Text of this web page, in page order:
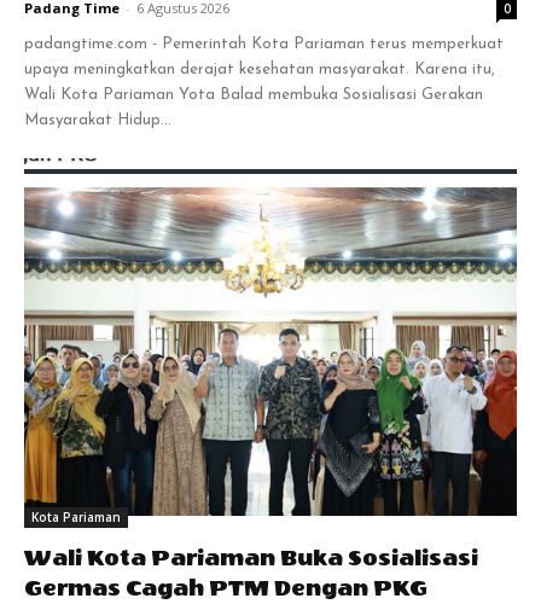
Padang Time - 6 Agustus 2026 0
padangtime.com - Pemerintah Kota Pariaman terus memperkuat
upaya meningkatkan derajat kesehatan masyarakat. Karena itu,
Wali Kota Pariaman Yota Balad membuka Sosialisasi Gerakan
Masyarakat Hidup...
Kota Pariaman
Wali Kota Pariaman Buka Sosialisasi
Germas Cagah PTM Dengan PKG